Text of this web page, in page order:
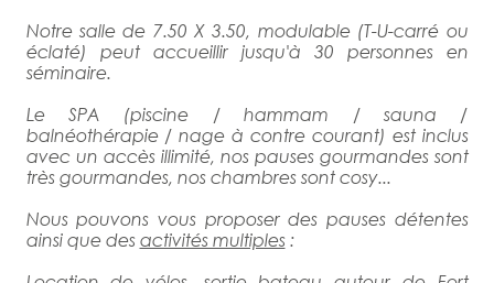
Notre salle de 7.50 X 3.50, modulable (T-U-carré ou
éclaté) peut accueillir jusqu'à 30 personnes en
séminaire.
Le SPA (piscine / hammam / sauna /
balnéothérapie / nage à contre courant) est inclus
avec un accès illimité, nos pauses gourmandes sont
très gourmandes, nos chambres sont cosy...
Nous pouvons vous proposer des pauses détentes
ainsi que des activités multiples: